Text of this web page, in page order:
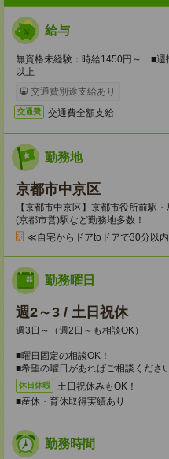
給与
無資格未経験：時給1450円～ ■
以上
交通費別途支給あり
交通費 交通費全額支給
勤務地
京都市中京区
【京都市中京区】京都市役所前駅
(京都市営)駅など勤務地多数！
≪自宅からドアtoドアで30分以
勤務曜日
週2～3 / 土日祝休
週3日～（週2日～も相談OK）
■曜日固定の相談OK！
■希望の曜日があればご相談くださ
休日休暇
土日祝休みもOK！
■産休・育休取得実績あり
勤務時間